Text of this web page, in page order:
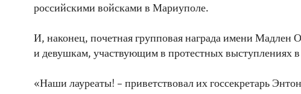
российскими войсками в Мариуполе.
И, наконец, почетная групповая награда имени Мадлен
и девушкам, участвующим в протестных выступлениях
«Наши лауреаты! – приветствовал их госсекретарь